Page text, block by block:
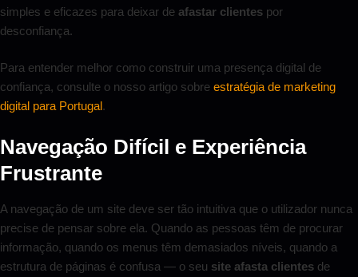
simples e eficazes para deixar de afastar clientes por
desconfiança.
Para entender melhor como construir uma presença digital de
confiança, consulte o nosso artigo sobre estratégia de marketing
digital para Portugal.
Navegação Difícil e Experiência
Frustrante
A navegação de um site deve ser tão intuitiva que o utilizador nunca
precise de pensar sobre ela. Quando as pessoas têm de procurar
informação, quando os menus têm demasiados níveis, quando a
estrutura de páginas é confusa — o seu site afasta clientes de